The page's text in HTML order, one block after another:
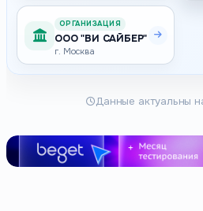
ОРГАНИЗАЦИЯ
ООО "ВИ САЙБЕР"
г. Москва
Данные актуальны